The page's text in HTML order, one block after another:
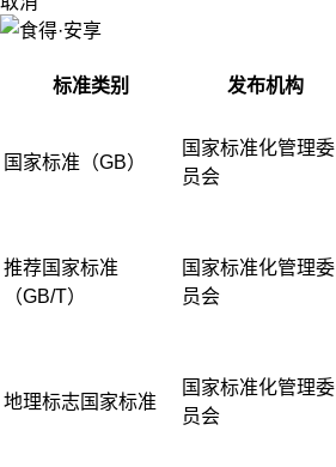
标准类别 发布机构
国家标准（GB）
国家标准化管理委
员会
推荐国家标准
（GB/T）
国家标准化管理委
员会
地理标志国家标准
国家标准化管理委
员会